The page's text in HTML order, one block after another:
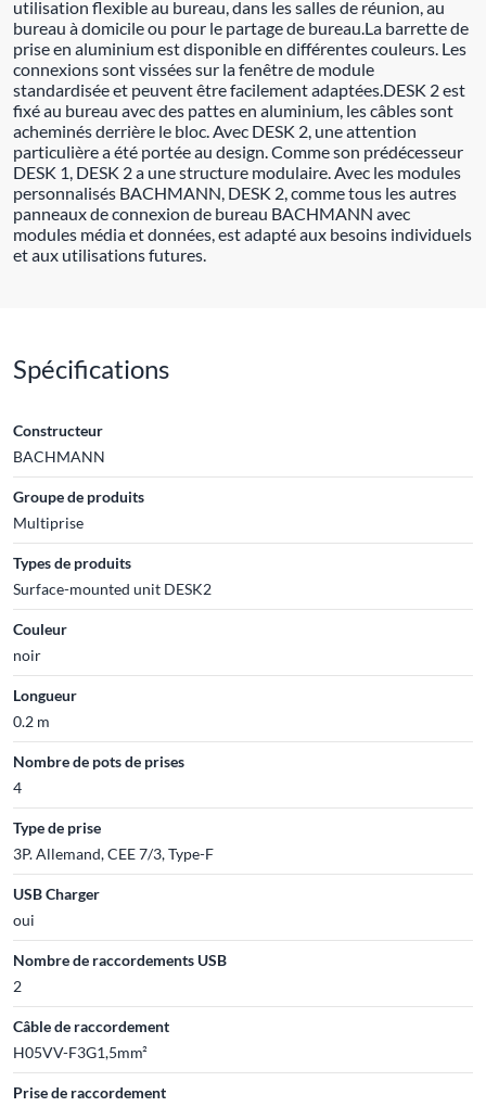
utilisation flexible au bureau, dans les salles de réunion, au
bureau à domicile ou pour le partage de bureau.La barrette de
prise en aluminium est disponible en différentes couleurs. Les
connexions sont vissées sur la fenêtre de module
standardisée et peuvent être facilement adaptées.DESK 2 est
fixé au bureau avec des pattes en aluminium, les câbles sont
acheminés derrière le bloc. Avec DESK 2, une attention
particulière a été portée au design. Comme son prédécesseur
DESK 1, DESK 2 a une structure modulaire. Avec les modules
personnalisés BACHMANN, DESK 2, comme tous les autres
panneaux de connexion de bureau BACHMANN avec
modules média et données, est adapté aux besoins individuels
et aux utilisations futures.
Spécifications
Constructeur
BACHMANN
Groupe de produits
Multiprise
Types de produits
Surface-mounted unit DESK2
Couleur
noir
Longueur
0.2 m
Nombre de pots de prises
4
Type de prise
3P. Allemand, CEE 7/3, Type-F
USB Charger
oui
Nombre de raccordements USB
2
Câble de raccordement
H05VV-F3G1,5mm²
Prise de raccordement